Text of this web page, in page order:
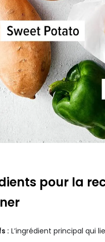
pour la
: L’ingrédient principal qui